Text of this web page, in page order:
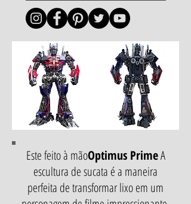
Este feito à mãoOptimus PrimeA
escultura de sucata é a maneira
perfeita de transformar lixo em um